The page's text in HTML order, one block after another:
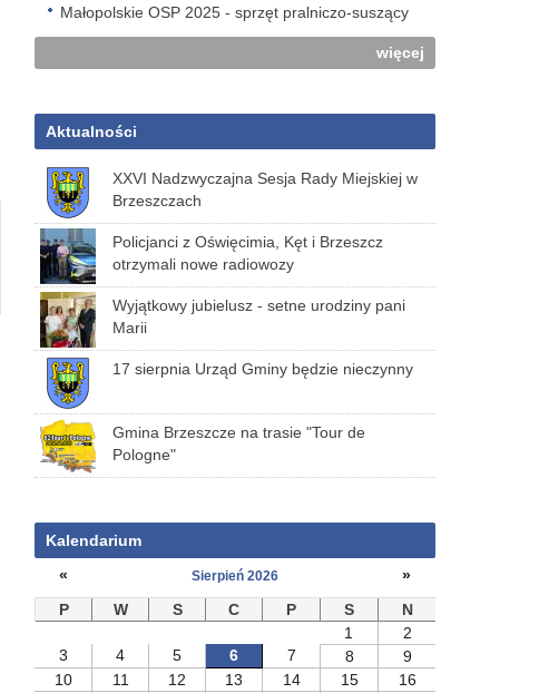
Małopolskie OSP 2025 - sprzęt pralniczo-suszący
więcej
Aktualności
XXVI Nadzwyczajna Sesja Rady Miejskiej w
Brzeszczach
Policjanci z Oświęcimia, Kęt i Brzeszcz
otrzymali nowe radiowozy
Wyjątkowy jubielusz - setne urodziny pani
Marii
17 sierpnia Urząd Gminy będzie nieczynny
Gmina Brzeszcze na trasie "Tour de
Pologne"
Kalendarium
«
Sierpień 2026
»
P
W S C P S
N
1
2
3
4 5 6 7 8
9
10
11 12 13 14 15
16